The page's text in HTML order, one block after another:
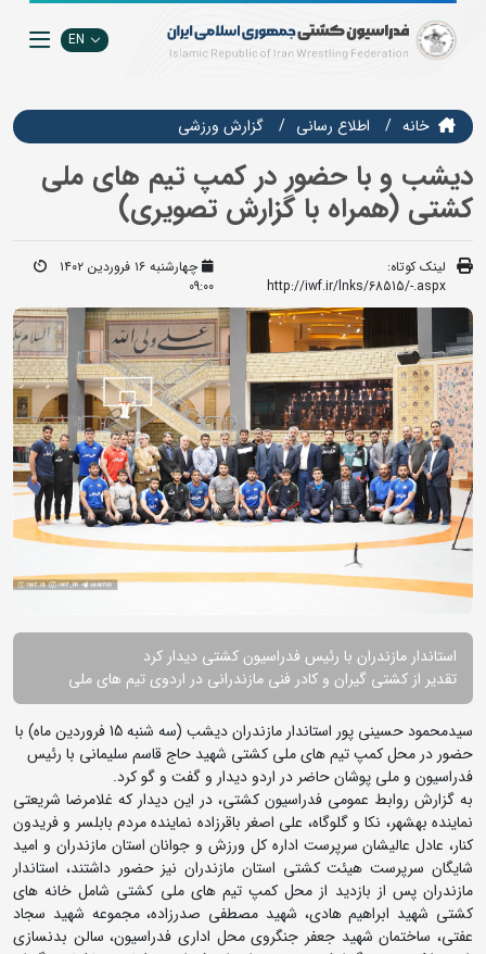
EN
خانه اطلاع رسانی گزارش ورزشی
دیشب و با حضور در کمپ تیم های ملی
کشتی (همراه با گزارش تصویری)
لینک کوتاه:
http://iwf.ir/lnks/68515/-.aspx
چهارشنبه ۱۶ فروردین ۱۴۰۲
09:00
استاندار مازندران با رئیس فدراسیون کشتی دیدار کرد
تقدیر از کشتی گیران و کادر فنی مازندرانی در اردوی تیم های ملی
سیدمحمود حسینی پور استاندار مازندران دیشب (سه شنبه 15 فروردین ماه) با
حضور در محل کمپ تیم های ملی کشتی شهید حاج قاسم سلیمانی با رئیس
فدراسیون و ملی پوشان حاضر در اردو دیدار و گفت و گو کرد.
به گزارش روابط عمومی فدراسیون کشتی، در این دیدار که غلامرضا شریعتی
نماینده بهشهر، نکا و گلوگاه، علی اصغر باقرزاده نماینده مردم بابلسر و فریدون
کنار، عادل عالیشان سرپرست اداره کل ورزش و جوانان استان مازندران و امید
شایگان سرپرست هیئت کشتی استان مازندران نیز حضور داشتند، استاندار
مازندران پس از بازدید از محل کمپ تیم های ملی کشتی شامل خانه های
کشتی شهید ابراهیم هادی، شهید مصطفی صدرزاده، مجموعه شهید سجاد
عفتی، ساختمان شهید جعفر جنگروی محل اداری فدراسیون، سالن بدنسازی